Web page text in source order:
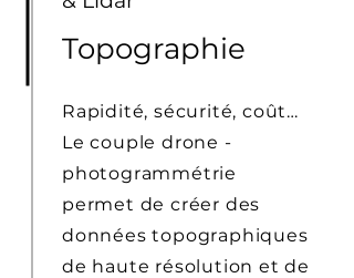
Topographie
Rapidité, sécurité, coût…
Le couple drone -
photogrammétrie
permet de créer des
données topographiques
de haute résolution et de